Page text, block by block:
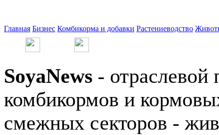
Главная Бизнес Комбикорма и добавки Растениеводство
SoyaNews - отраслевой
комбикормов и
смежных секторов -